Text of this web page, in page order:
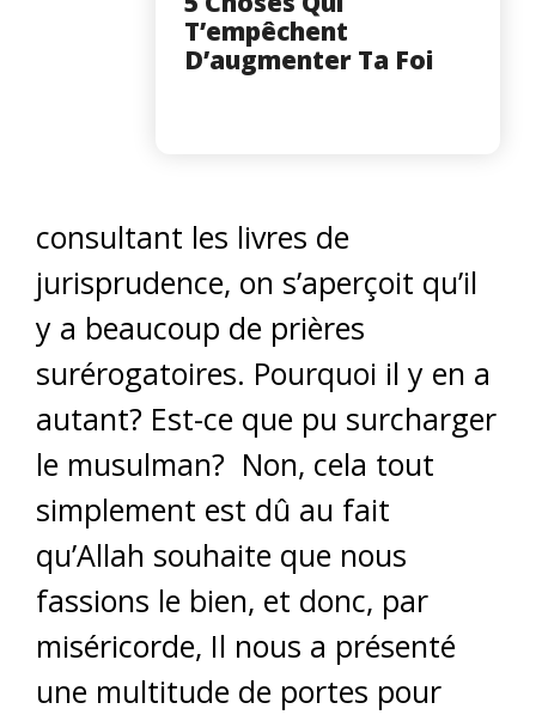
T’empêchent
D’augmenter Ta Foi
consultant les livres de
jurisprudence, on s’aperçoit qu’il
y a beaucoup de prières
surérogatoires. Pourquoi il y en a
autant? Est-ce que pu surcharger
le musulman? Non, cela tout
simplement est dû au fait
qu’Allah souhaite que nous
fassions le bien, et donc, par
miséricorde, Il nous a présenté
une multitude de portes pour